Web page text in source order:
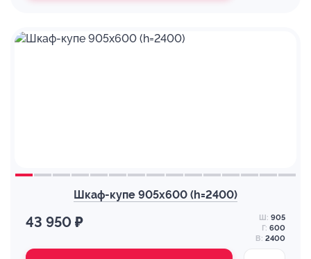
Шкаф-купе 905х600 (h=2400)
43 950 ₽ Ш: 905
Г: 600
В: 2400